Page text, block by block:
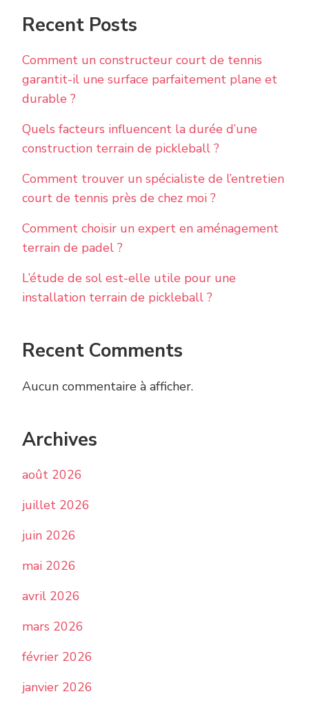
Recent Posts
Comment un constructeur court de tennis
garantit-il une surface parfaitement plane et
durable ?
Quels facteurs influencent la durée d’une
construction terrain de pickleball ?
Comment trouver un spécialiste de l’entretien
court de tennis près de chez moi ?
Comment choisir un expert en aménagement
terrain de padel ?
L’étude de sol est-elle utile pour une
installation terrain de pickleball ?
Recent Comments
Aucun commentaire à afficher.
Archives
août 2026
juillet 2026
juin 2026
mai 2026
avril 2026
mars 2026
février 2026
janvier 2026